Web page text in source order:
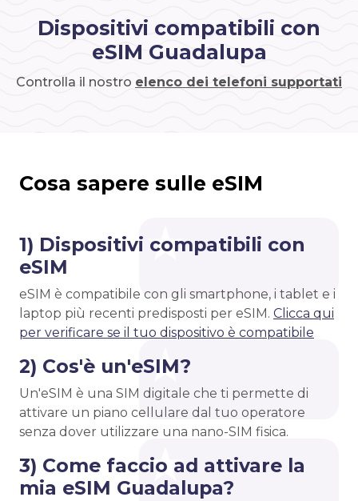
Dispositivi compatibili con
eSIM Guadalupa
Controlla il nostro elenco dei telefoni supportati
Cosa sapere sulle eSIM
1) Dispositivi compatibili con
eSIM
eSIM è compatibile con gli smartphone, i tablet e i
laptop più recenti predisposti per eSIM. Clicca qui
per verificare se il tuo dispositivo è compatibile
2) Cos'è un'eSIM?
Un'eSIM è una SIM digitale che ti permette di
attivare un piano cellulare dal tuo operatore
senza dover utilizzare una nano-SIM fisica.
3) Come faccio ad attivare la
mia eSIM Guadalupa?